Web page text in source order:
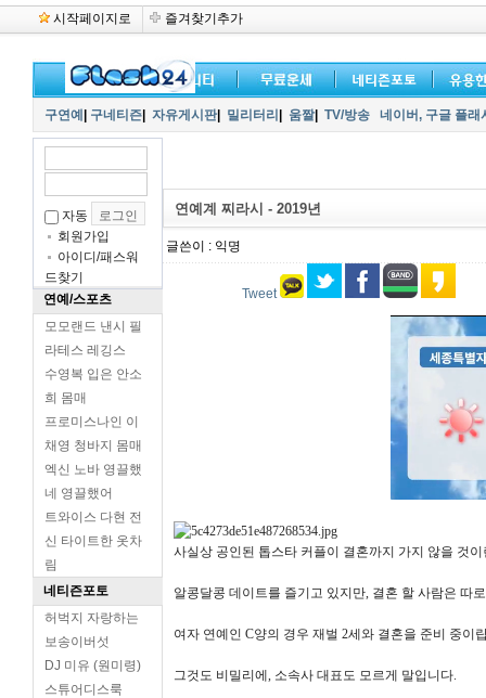
시작페이지로 즐겨찾기추가
구연예 구네티즌 자유게시판| 밀리터리 움짤| TV/방송 네이버, 구글 플
자동
회원가입
아이디/패스워
드찾기
연예/스포츠
모모랜드 낸시 필
라테스 레깅스
수영복 입은 안소
희 몸매
프로미스나인 이
채영 청바지 몸매
엑신 노바 영끌했
네 영끌했어
트와이스 다현 전
신 타이트한 옷차
림
네티즌포토
허벅지 자랑하는
보송이버섯
DJ 미유 (원미령)
스튜어디스룩
연예계 찌라시 - 2019년
글쓴이 : 익명
Tweet
사실상 공인된 톱스타 커플이 결혼까지 가지 않을 것
알콩달콩 데이트를 즐기고 있지만, 결혼 할 사람은 따
여자 연예인 C양의 경우 재벌 2세와 결혼을 준비 중이
그것도 비밀리에, 소속사 대표도 모르게 말입니다.